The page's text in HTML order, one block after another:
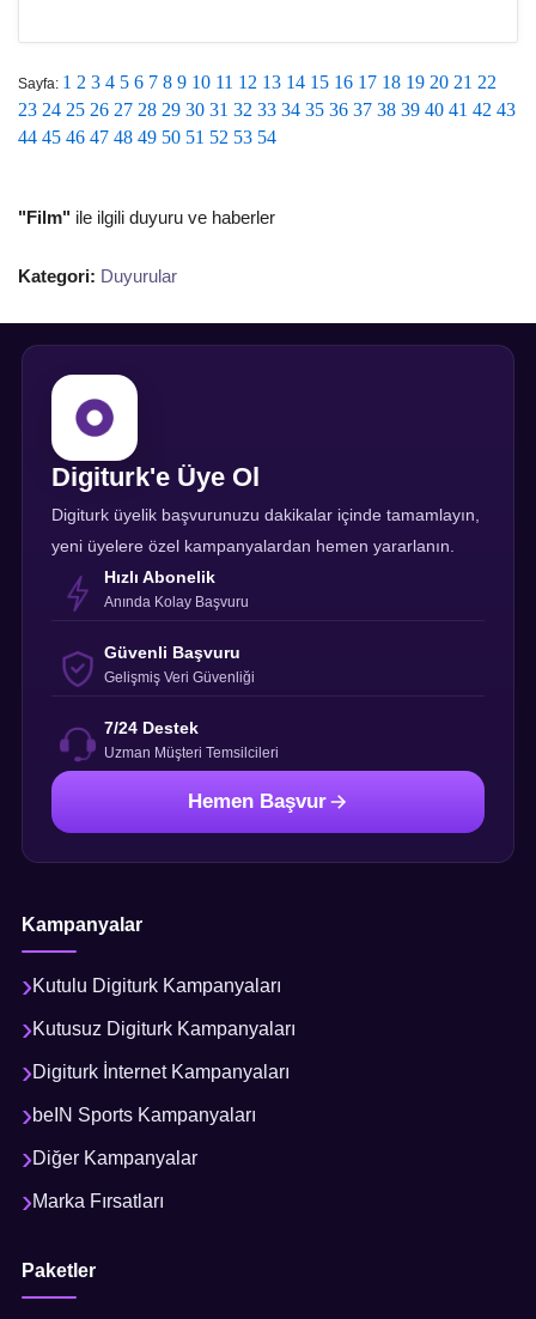
Sayfa: 1 2 3 4 5 6 7 8 9 10 11 12 13 14 15 16 17 18 19 20 21 22
23 24 25 26 27 28 29 30 31 32 33 34 35 36 37 38 39 40 41 42 43
44 45 46 47 48 49 50 51 52 53 54
"Film" ile ilgili duyuru ve haberler
Kategori: Duyurular
Digiturk'e Üye Ol
Digiturk üyelik başvurunuzu dakikalar içinde tamamlayın,
yeni üyelere özel kampanyalardan hemen yararlanın.
Hızlı Abonelik
Anında Kolay Başvuru
Güvenli Başvuru
Gelişmiş Veri Güvenliği
7/24 Destek
Uzman Müşteri Temsilcileri
Hemen Başvur
Kampanyalar
Kutulu Digiturk Kampanyaları
Kutusuz Digiturk Kampanyaları
Digiturk İnternet Kampanyaları
beIN Sports Kampanyaları
Diğer Kampanyalar
Marka Fırsatları
Paketler